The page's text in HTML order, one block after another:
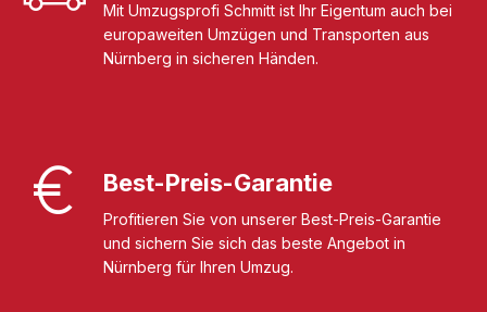
Mit Umzugsprofi Schmitt ist Ihr Eigentum auch bei
europaweiten Umzügen und Transporten aus
Nürnberg in sicheren Händen.
Best-Preis-Garantie
Profitieren Sie von unserer Best-Preis-Garantie
und sichern Sie sich das beste Angebot in
Nürnberg für Ihren Umzug.